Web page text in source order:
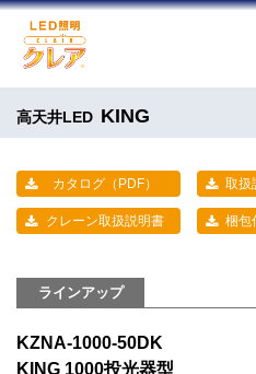
高天井LED KING
カタログ（PDF） 取扱
クレーン取扱説明書 梱包
ラインアップ
KZNA-1000-50DK
KING 1000投光器型